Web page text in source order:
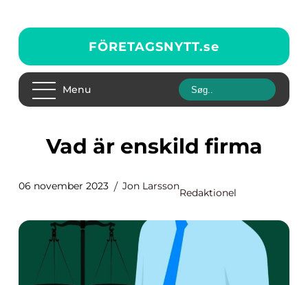
FÖRETAGSNYTT.se
Menu
Vad är enskild firma
06 november 2023 Jon Larsson
Redaktionel